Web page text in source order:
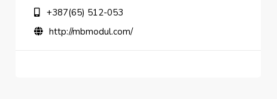
+387(65) 512-053
http://mbmodul.com/